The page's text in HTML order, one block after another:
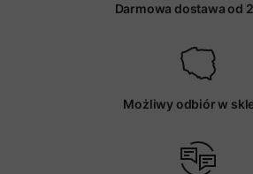
Darmowa dostawa od
Możliwy odbiór w